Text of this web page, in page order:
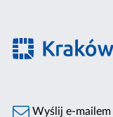
Wyślij e-mailem